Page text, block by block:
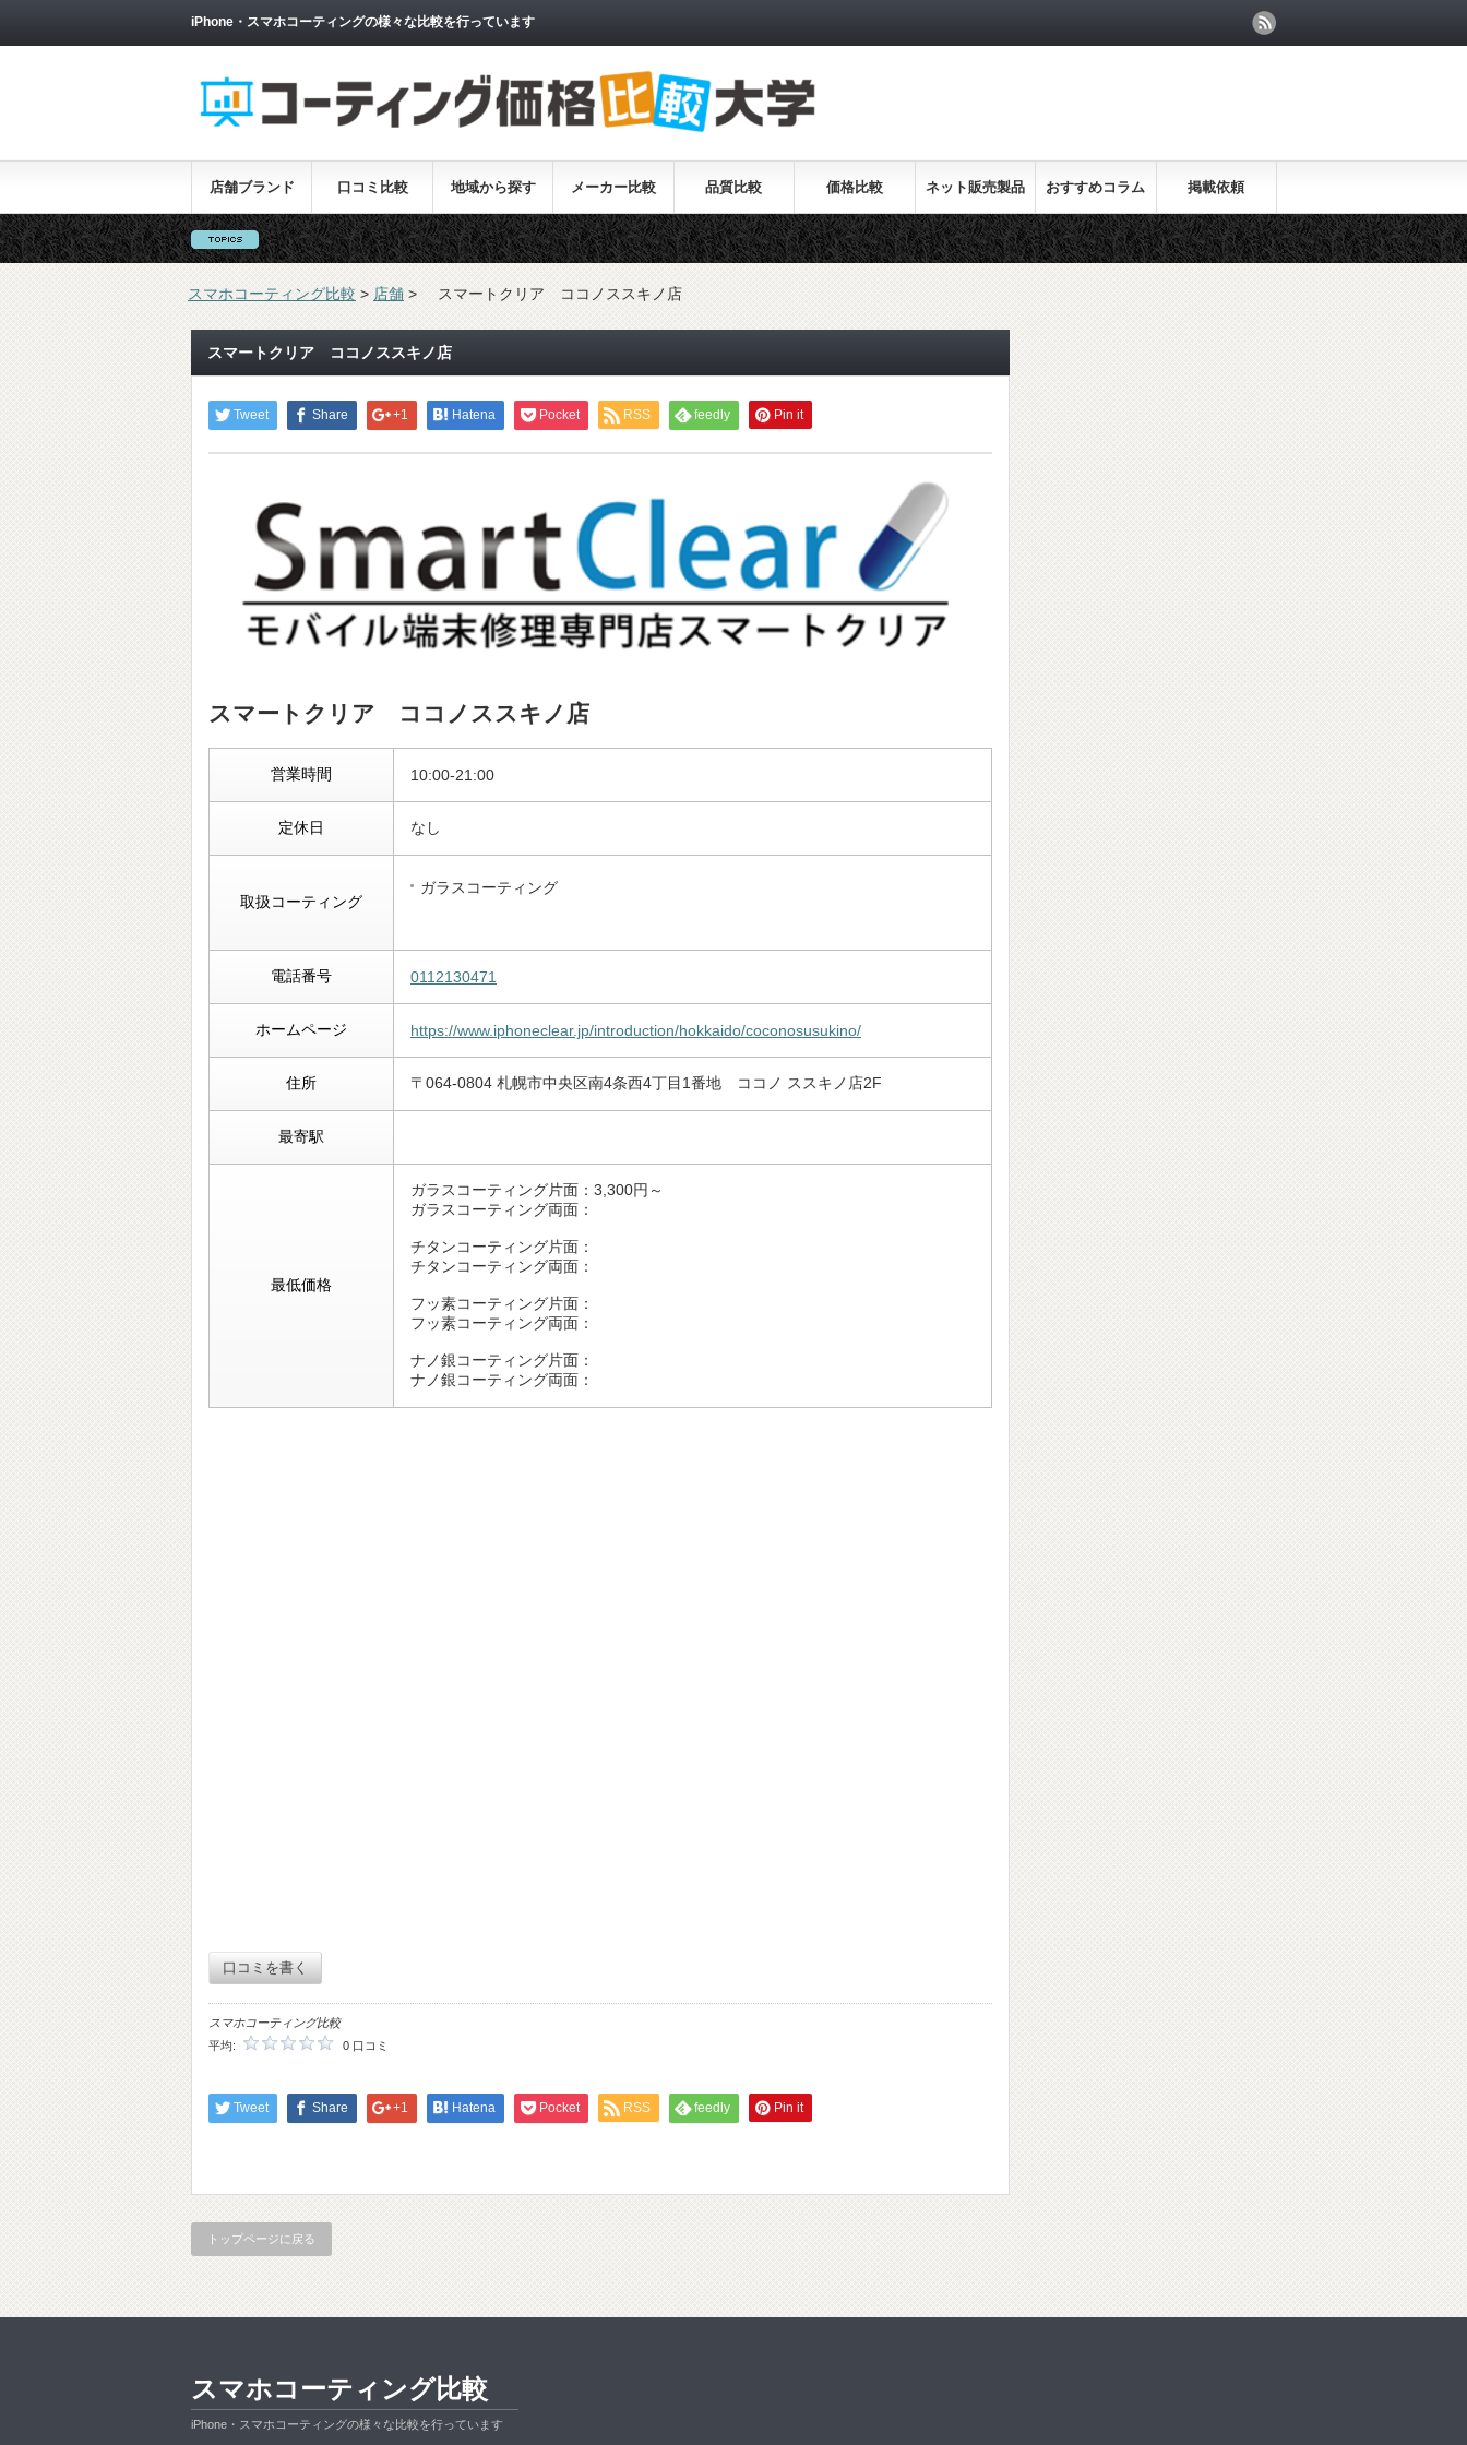
iPhone・スマホコーティングの様々な比較を行っています
店舗ブランド 口コミ比較 地域から探す メーカー比較 品質比較 価格比較 ネット販売製品 おすすめコラム 掲載依頼
スマホコーティング比較 > 店舗 > スマートクリア ココノススキノ店
スマートクリア ココノススキノ店
Tweet Share +1 Hatena Pocket RSS feedly Pin it
スマートクリア ココノススキノ店
営業時間 10:00-21:00
定休日 なし
取扱コーティング
ガラスコーティング
電話番号 0112130471
ホームページ https://www.iphoneclear.jp/introduction/hokkaido/coconosusukino/
住所 〒064-0804 札幌市中央区南4条西4丁目1番地 ココノ ススキノ店2F
最寄駅
最低価格
ガラスコーティング片面：3,300円～
ガラスコーティング両面：
チタンコーティング片面：
チタンコーティング両面：
フッ素コーティング片面：
フッ素コーティング両面：
ナノ銀コーティング片面：
ナノ銀コーティング両面：
口コミを書く
スマホコーティング比較
平均:
0 口コミ
Tweet Share +1 Hatena Pocket RSS feedly Pin it
トップページに戻る
スマホコーティング比較
iPhone・スマホコーティングの様々な比較を行っています